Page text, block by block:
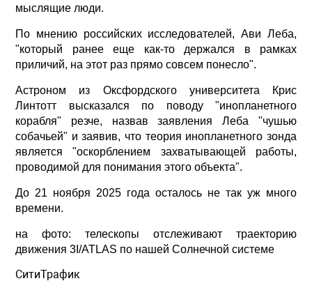
мыслящие люди.
По мнению российских исследователей, Ави Леба,
"который ранее еще как-то держался в рамках
приличий, на этот раз прямо совсем понесло".
Астроном из Оксфордского университета Крис
Линтотт высказался по поводу "инопланетного
корабля" резче, назвав заявления Леба "чушью
собачьей" и заявив, что теория инопланетного зонда
является "оскорблением захватывающей работы,
проводимой для понимания этого объекта".
До 21 ноября 2025 года осталось не так уж много
времени.
на фото: телескопы отслеживают траекторию
движения 3I/ATLAS по нашей Солнечной системе
СитиТрафик